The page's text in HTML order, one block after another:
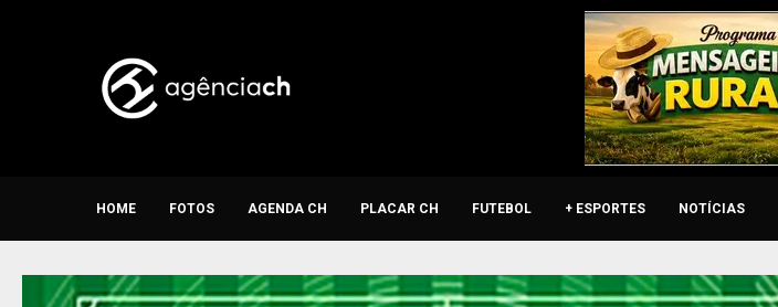
HOME FOTOS AGENDA CH PLACAR CH FUTEBOL + ESPORTES NOTÍCIAS